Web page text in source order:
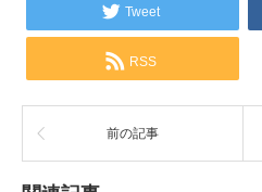
Tweet
RSS
前の記事